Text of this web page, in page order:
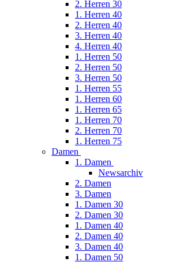
2. Herren 30
1. Herren 40
2. Herren 40
3. Herren 40
4. Herren 40
1. Herren 50
2. Herren 50
3. Herren 50
1. Herren 55
1. Herren 60
1. Herren 65
1. Herren 70
2. Herren 70
1. Herren 75
Damen
1. Damen
Newsarchiv
2. Damen
3. Damen
1. Damen 30
2. Damen 30
1. Damen 40
2. Damen 40
3. Damen 40
1. Damen 50